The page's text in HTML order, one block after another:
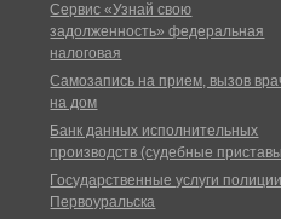
Сервис «Узнай свою
задолженность» федеральная
налоговая
Самозапись на прием, вызов
на дом
Банк данных исполнительных
производств (судебные
Государственные услуги
Первоуральска